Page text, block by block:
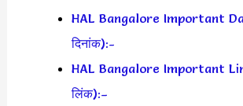
HAL Bangalore Important
दिनांक):-
HAL Bangalore Important
लिंक):–